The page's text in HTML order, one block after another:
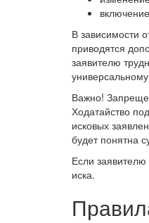
В зависимости
приводятся
заявителю
Важно!
Ходатайство
исковых
будет понятна
Если заявителю
иска.